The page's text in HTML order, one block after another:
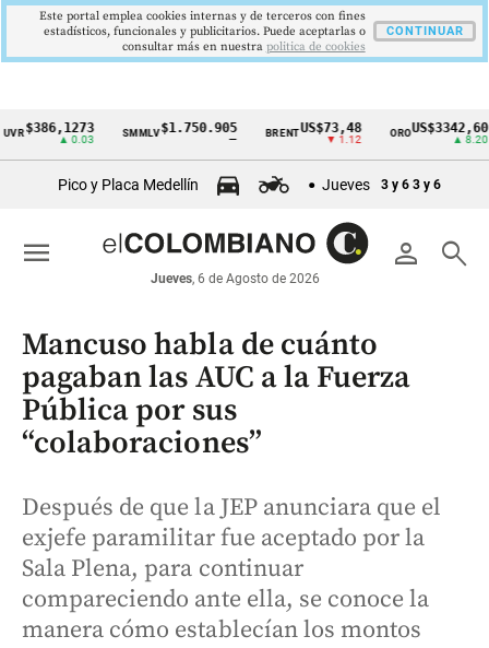
Cintillo
económicos
Colombia
▲ 0.03
SMMLV $1.750.905 BRENT US$73,48
▼ 1.12
ORO US$3342,60
Pico y Placa Medellín Jueves 3 y 6 3 y 6
person search
Jueves, 6 de Agosto de 2026
menu
Mancuso habla de cuánto
pagaban las AUC a la Fuerza
Pública por sus
“colaboraciones”
Después de que la JEP anunciara que el
exjefe paramilitar fue aceptado por la
Sala Plena, para continuar
compareciendo ante ella, se conoce la
manera cómo establecían los montos
Este portal emplea cookies internas y de terceros con fines
estadísticos, funcionales y publicitarios. Puede aceptarlas o
consultar más en nuestra politica de cookies
CONTINUAR